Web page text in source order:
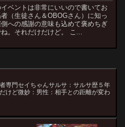
ベントは非常にいいので書いてお
（生徒さん＆OBOGさん）に知っ
への感謝の意味も込めて褒めちぎ
。それだけだけど。 こ...
専門セイちゃんサルサ：サルサ歴５年
けど微妙：男性：相手との距離が変わ